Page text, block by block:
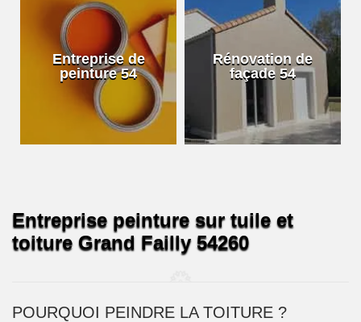
Entreprise de
peinture 54
Rénovation de
façade 54
Entreprise peinture sur tuile et
toiture Grand Failly 54260
POURQUOI PEINDRE LA TOITURE ?